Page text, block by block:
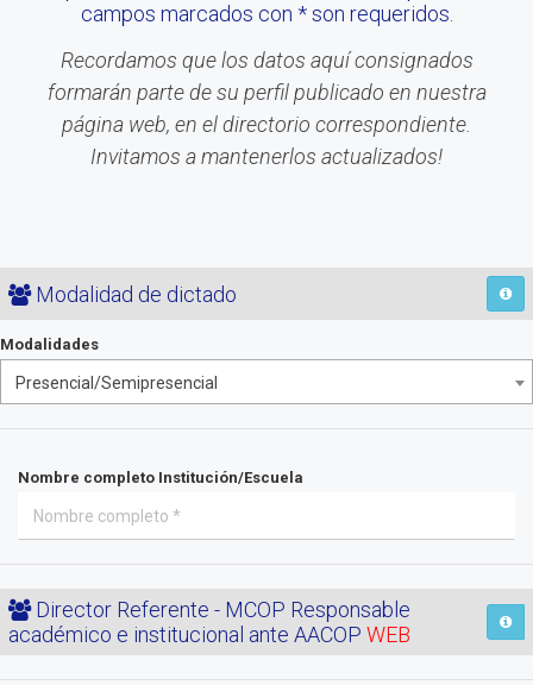
campos marcados con * son requeridos.
Recordamos que los datos aquí consignados
formarán parte de su perfil publicado en nuestra
página web, en el directorio correspondiente.
Invitamos a mantenerlos actualizados!
Modalidad de dictado
Modalidades
Presencial/Semipresencial
Nombre completo Institución/Escuela
Director Referente - MCOP Responsable
académico e institucional ante AACOP WEB